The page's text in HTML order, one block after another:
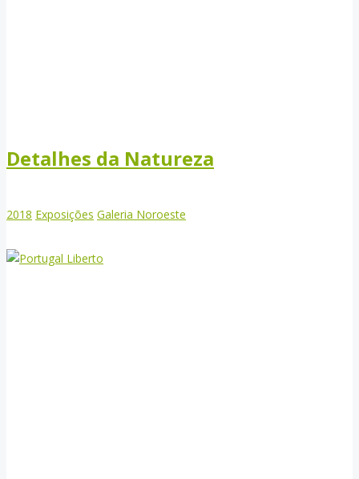
Detalhes da Natureza
2018 Exposições Galeria Noroeste